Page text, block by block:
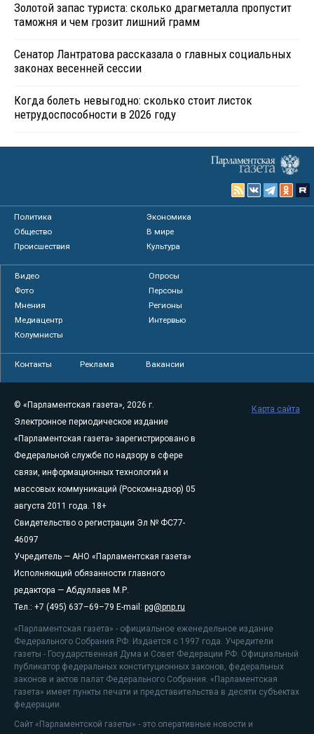
Золотой запас туриста: сколько драгметалла пропустит
таможня и чем грозит лишний грамм
Сенатор Лантратова рассказала о главных социальных
законах весенней сессии
Когда болеть невыгодно: сколько стоит листок
нетрудоспособности в 2026 году
Политика
Экономика
Общество
В мире
Происшествия
Культура
Видео
Опросы
Фото
Персоны
Мнения
Регионы
Медиацентр
Интервью
Колумнисты
Контакты Реклама Вакансии
© «Парламентская газета», 2026 г.
Электронное периодическое издание
«Парламентская газета» зарегистрировано в
Федеральной службе по надзору в сфере
связи, информационных технологий и
массовых коммуникаций (Роскомнадзор) 05
августа 2011 года. 18+
Свидетельство о регистрации Эл № ФС77-
46097
Учредитель — АНО «Парламентская газета»
Исполняющий обязанности главного
редактора — Абдуллаев М.Р.
Тел.: +7 (495) 637–69–79 E-mail: pg@pnp.ru
«Парламентская газета» - официальное еженедельное издание
Федерального Собрания РФ. Издается с 1997 года. Учредители
газеты - Государственная Дума и Совет Федерации РФ. Официальный
публикатор федеральных конституционных законов, федеральных
законов и актов палат Федерального Собрания. «Парламентская
газета» имеет пункты печати и представительства в десяти субъектах
федерации.
Сайт «Парламентской газеты» - это оперативные новости и
Карта сайта